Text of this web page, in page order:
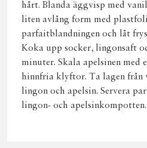
hårt. Blanda äggvisp med
liten avlång form med
parfaitblandningen och låt
Koka upp socker, lingonsaft
minuter. Skala apelsinen med
hinnfria klyftor. Ta lagen från
lingon och apelsin. Servera
lingon- och apelsinkompotten.